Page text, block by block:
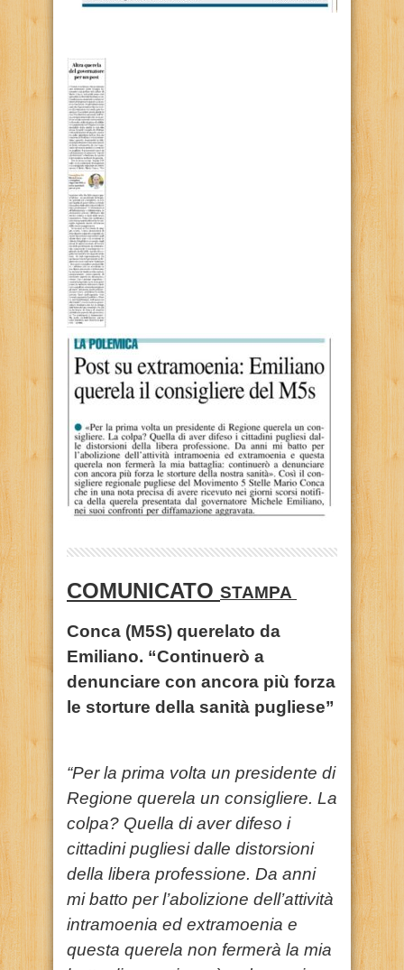
COMUNICATO STAMPA
Conca (M5S) querelato da
Emiliano. “Continuerò a
denunciare con ancora più forza
le storture della sanità pugliese”
“Per la prima volta un presidente di
Regione querela un consigliere. La
colpa? Quella di aver difeso i
cittadini pugliesi dalle distorsioni
della libera professione. Da anni
mi batto per l’abolizione dell’attività
intramoenia ed extramoenia e
questa querela non fermerà la mia